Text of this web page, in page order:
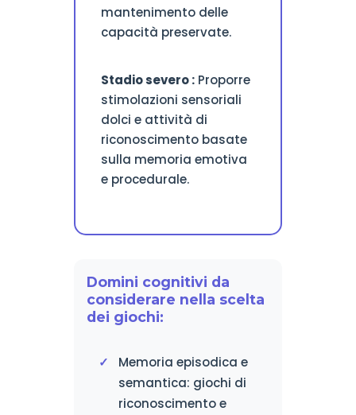
mantenimento delle
capacità preservate.
Stadio severo :Proporre
stimolazioni sensoriali
dolci e attività di
riconoscimento basate
sulla memoria emotiva
e procedurale.
Domini cognitivi da
considerare nella scelta
dei giochi:
Memoria episodica e
semantica: giochi di
riconoscimento e